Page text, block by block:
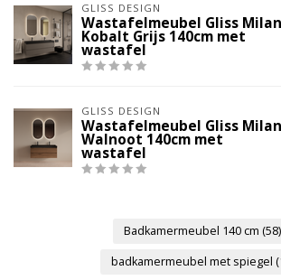
GLISS DESIGN
Wastafelmeubel Gliss Milan
Kobalt Grijs 140cm met
wastafel
GLISS DESIGN
Wastafelmeubel Gliss Milan
Walnoot 140cm met
wastafel
Badkamermeubel 140 cm (58)
badkamermeubel met spiegel